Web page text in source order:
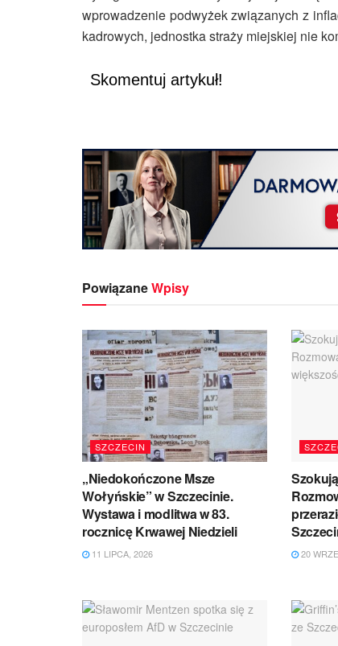
wprowadzenie podwyżek związanych z
kadrowych, jednostka straży miejskiej nie
Skomentuj artykuł!
PowiązaneWpisy
SZCZECIN
„Niedokończone Msze
Wołyńskie” w Szczecinie.
Wystawa i modlitwa w 83.
rocznicę Krwawej Niedzieli
11 LIPCA, 2026 20